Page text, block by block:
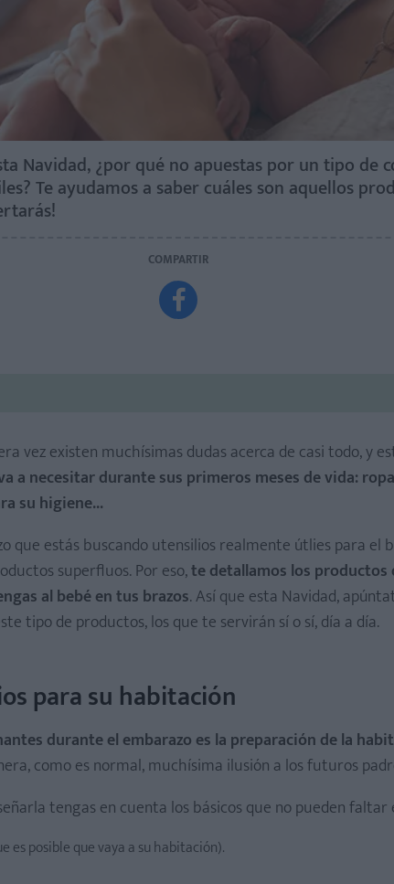
Navidad, ¿por qué no apuestas por un tipo de
Te ayudamos a saber cuáles son aquellos
COMPARTIR

y para el coche
vez existen muchísimas dudas acerca de casi todo, y
a necesitar durante sus primeros meses de vida:
su higiene...
que estás buscando utensilios realmente útlies para el
superfluos. Por eso,te detallamos los
al bebé en tus brazos. Así que esta Navidad,
tipo de productos, los que te servirán sí o sí, día a día.
para su habitación
durante el embarazo es la preparación de la
como es normal, muchísima ilusión a los futuros
tengas en cuenta los básicos que no pueden faltar
es posible que vaya a su habitación).